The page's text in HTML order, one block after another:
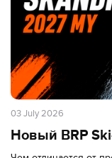
03 July 2026
Новый BRP